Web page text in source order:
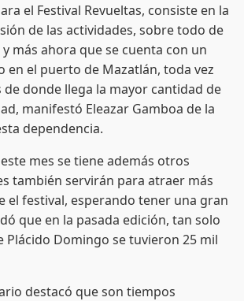
el Festival Revueltas, consiste en la
de las actividades, sobre todo de
más ahora que se cuenta con un
en el puerto de Mazatlán, toda vez
de donde llega la mayor cantidad de
manifestó Eleazar Gamboa de la
dependencia.
se tiene además otros
también servirán para atraer más
el festival, esperando tener una gran
que en la pasada edición, tan solo
Plácido Domingo se tuvieron 25 mil
que son tiempos